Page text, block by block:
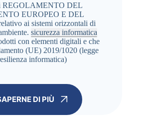
REGOLAMENTO DEL
EUROPEO E DEL
ai sistemi orizzontali di
sicurezza informatica
con elementi digitali e che
(UE) 2019/1020 (legge
informatica)
DI PIÙ